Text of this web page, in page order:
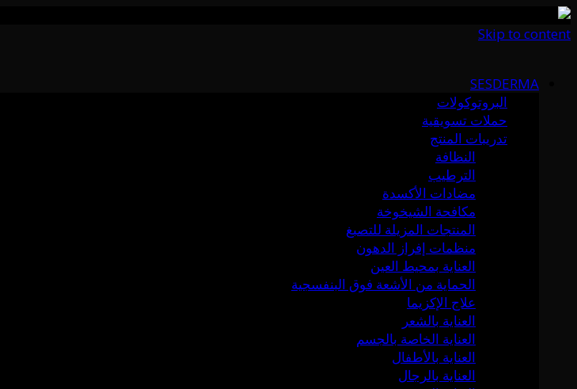
Skip to content
SESDERMA
البروتوكولات
حملات تسويقية
تدريبات المنتج
النظافة
الترطيب
مضادات الأكسدة
مكافحة الشيخوخة
المنتجات المزيلة للتصبغ
منظمات إفراز الدهون
العناية بمحيط العين
الحماية من الأشعة فوق البنفسجية
علاج الإكزيما
العناية بالشعر
العناية الخاصة بالجسم
العناية بالأطفال
العناية بالرجال